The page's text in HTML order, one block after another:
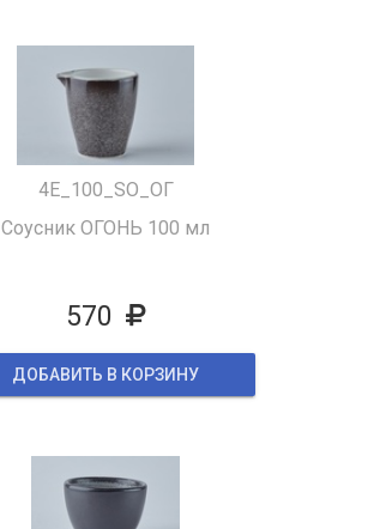
4E_100_SO_ОГ
Соусник ОГОНЬ 100 мл
570
ДОБАВИТЬ В КОРЗИНУ